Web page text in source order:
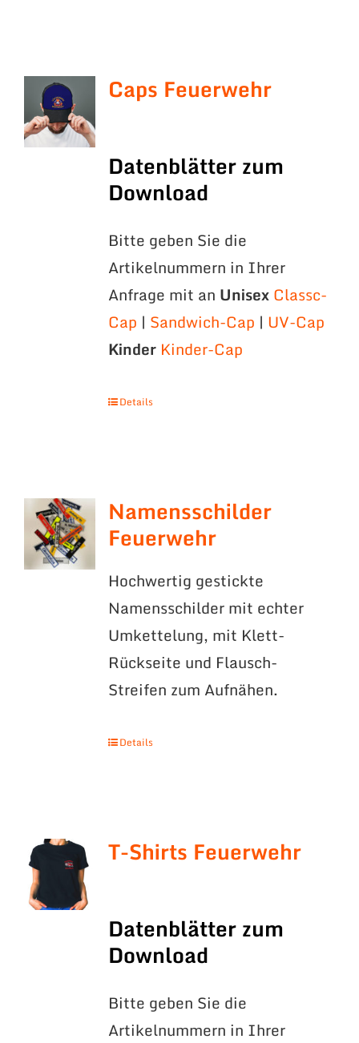
Caps Feuerwehr
Datenblätter zum
Download
Bitte geben Sie die
Artikelnummern in Ihrer
Anfrage mit an UnisexClassc-
Cap | Sandwich-Cap | UV-Cap
Kinder Kinder-Cap
Details
Namensschilder
Feuerwehr
Hochwertig gestickte
Namensschilder mit echter
Umkettelung, mit Klett-
Rückseite und Flausch-
Streifen zum Aufnähen.
Details
T-Shirts Feuerwehr
Datenblätter zum
Download
Bitte geben Sie die
Artikelnummern in Ihrer